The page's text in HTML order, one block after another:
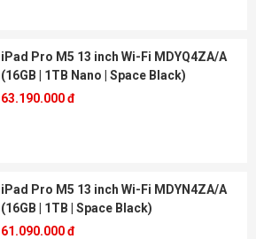
iPad Pro M5 13 inch Wi-Fi MDYQ4ZA/A
(16GB | 1TB Nano | Space Black)
63.190.000 đ
iPad Pro M5 13 inch Wi-Fi MDYN4ZA/A
(16GB | 1TB | Space Black)
61.090.000 đ